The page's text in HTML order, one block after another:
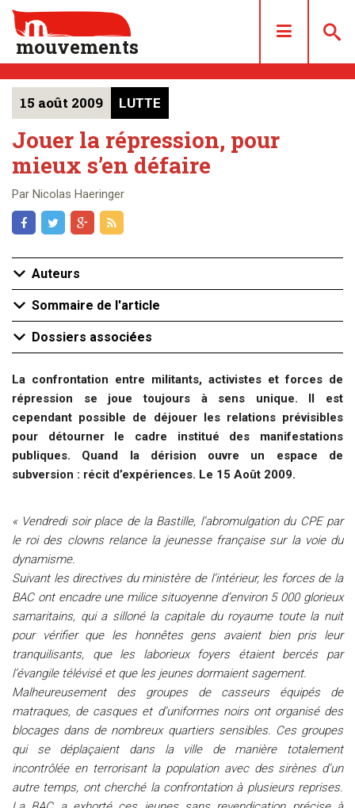
mouvements
DOSSIERS
ARTICLES
LES NUMÉROS
ACHAT/ABONNEMENT
CONTACT
15 août 2009 LUTTE
Jouer la répression, pour
mieux s’en défaire
Par Nicolas Haeringer
Auteurs
Sommaire de l'article
Dossiers associées
La confrontation entre militants, activistes et forces de
répression se joue toujours à sens unique. Il est
cependant possible de déjouer les relations prévisibles
pour détourner le cadre institué des manifestations
publiques. Quand la dérision ouvre un espace de
subversion : récit d’expériences. Le 15 Août 2009.
« Vendredi soir place de la Bastille, l’abromulgation du CPE par
le roi des clowns relance la jeunesse française sur la voie du
dynamisme.
Suivant les directives du ministère de l’intérieur, les forces de la
BAC ont encadre une milice situoyenne d’environ 5 000 glorieux
samaritains, qui a silloné la capitale du royaume toute la nuit
pour vérifier que les honnêtes gens avaient bien pris leur
tranquilisants, que les laborieux foyers étaient bercés par
l’évangile télévisé et que les jeunes dormaient sagement.
Malheureusement des groupes de casseurs équipés de
matraques, de casques et d’uniformes noirs ont organisé des
blocages dans de nombreux quartiers sensibles. Ces groupes
qui se déplaçaient dans la ville de manière totalement
incontrôlée en terrorisant la population avec des sirènes d’un
autre temps, ont cherché la confrontation à plusieurs reprises.